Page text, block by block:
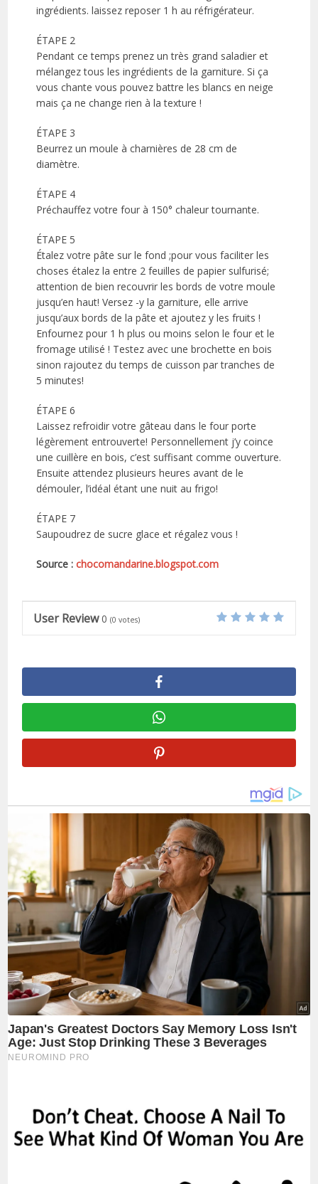
ingrédients. laissez reposer 1 h au réfrigérateur.
ÉTAPE 2
Pendant ce temps prenez un très grand saladier et
mélangez tous les ingrédients de la garniture. Si ça
vous chante vous pouvez battre les blancs en neige
mais ça ne change rien à la texture !
ÉTAPE 3
Beurrez un moule à charnières de 28 cm de
diamètre.
ÉTAPE 4
Préchauffez votre four à 150° chaleur tournante.
ÉTAPE 5
Étalez votre pâte sur le fond ;pour vous faciliter les
choses étalez la entre 2 feuilles de papier sulfurisé;
attention de bien recouvrir les bords de votre moule
jusqu’en haut! Versez -y la garniture, elle arrive
jusqu’aux bords de la pâte et ajoutez y les fruits !
Enfournez pour 1 h plus ou moins selon le four et le
fromage utilisé ! Testez avec une brochette en bois
sinon rajoutez du temps de cuisson par tranches de
5 minutes!
ÉTAPE 6
Laissez refroidir votre gâteau dans le four porte
légèrement entrouverte! Personnellement j’y coince
une cuillère en bois, c’est suffisant comme ouverture.
Ensuite attendez plusieurs heures avant de le
démouler, l’idéal étant une nuit au frigo!
ÉTAPE 7
Saupoudrez de sucre glace et régalez vous !
Source :chocomandarine.blogspot.com
User Review 0 (0 votes)